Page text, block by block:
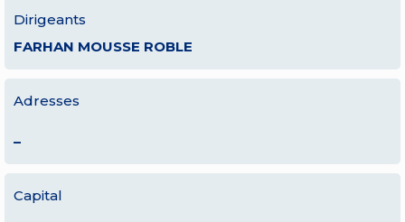
Dirigeants
FARHAN MOUSSE ROBLE
Adresses
–
Capital